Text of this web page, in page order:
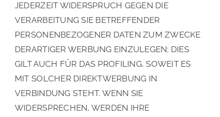
JEDERZEIT WIDERSPRUCH GEGEN DIE
VERARBEITUNG SIE BETREFFENDER
PERSONENBEZOGENER DATEN ZUM ZWECKE
DERARTIGER WERBUNG EINZULEGEN; DIES
GILT AUCH FÜR DAS PROFILING, SOWEIT ES
MIT SOLCHER DIREKTWERBUNG IN
VERBINDUNG STEHT. WENN SIE
WIDERSPRECHEN, WERDEN IHRE